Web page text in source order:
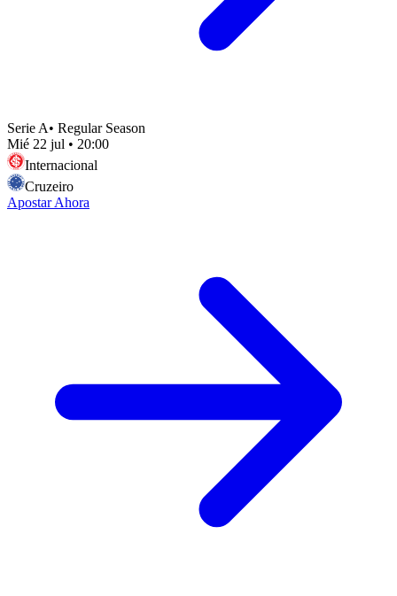
Serie A• Regular Season
Mié 22 jul • 20:00
Internacional
Cruzeiro
Apostar Ahora